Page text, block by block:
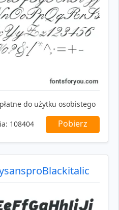
do użytku osobistego
108404 Pobierz